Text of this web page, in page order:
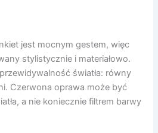
jest mocnym gestem, więc
stylistycznie i materiałowo.
światła: równy
Czerwona oprawa może być
a nie koniecznie filtrem barwy